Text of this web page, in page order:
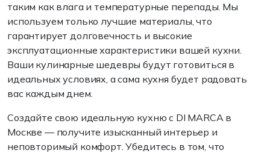
таким как влага и температурные перепады. Мы
используем только лучшие материалы, что
гарантирует долговечность и высокие
эксплуатационные характеристики вашей кухни.
Ваши кулинарные шедевры будут готовиться в
идеальных условиях, а сама кухня будет радовать
вас каждым днем.
Создайте свою идеальную кухню с DI MARCA в
Москве — получите изысканный интерьер и
неповторимый комфорт. Убедитесь в том, что